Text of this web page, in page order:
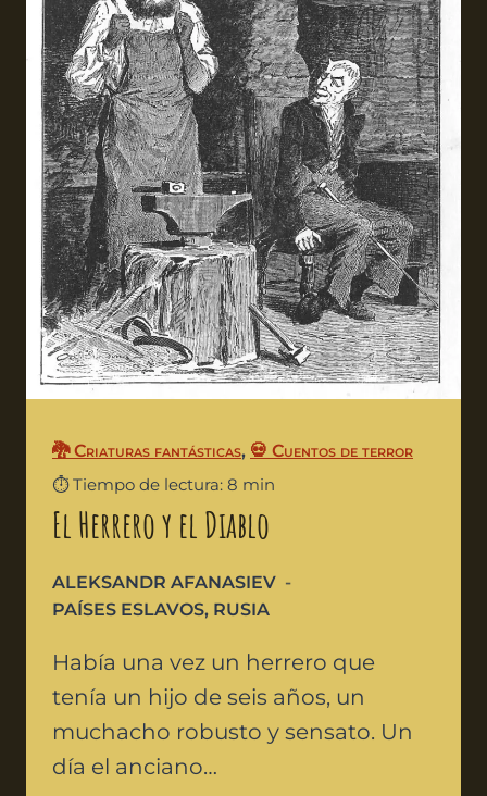
🐉 Criaturas fantásticas, 💀 Cuentos de terror
⏱️ Tiempo de lectura: 8 min
El Herrero y el Diablo
ALEKSANDR AFANASIEV
PAÍSES ESLAVOS, RUSIA
Había una vez un herrero que
tenía un hijo de seis años, un
muchacho robusto y sensato. Un
día el anciano…